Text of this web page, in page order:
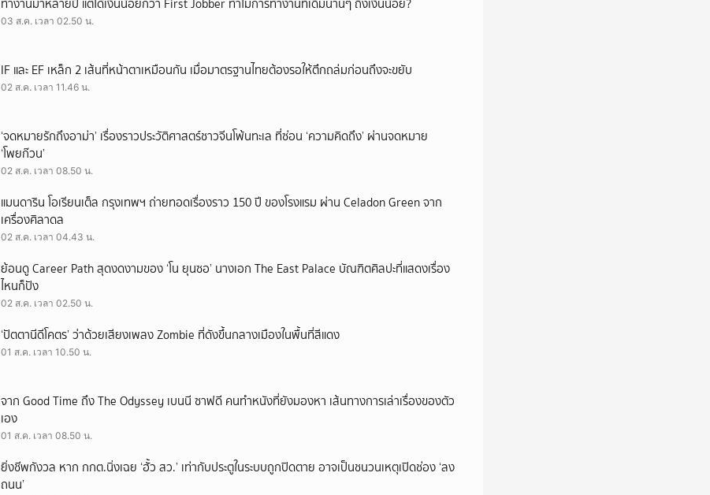
ทำงานมาหลายปี แต่ได้เงินน้อยกว่า First Jobber ทำไมการทำงานที่เดิมนานๆ ถึงเงินน้อย?
03 ส.ค. เวลา 02.50 น.
IF และ EF เหล็ก 2 เส้นที่หน้าตาเหมือนกัน เมื่อมาตรฐานไทยต้องรอให้ตึกถล่มก่อนถึงจะขยับ
02 ส.ค. เวลา 11.46 น.
‘จดหมายรักถึงอาม่า’ เรื่องราวประวัติศาสตร์ชาวจีนโพ้นทะเล ที่ซ่อน ‘ความคิดถึง’ ผ่านจดหมาย
‘โพยก๊วน’
02 ส.ค. เวลา 08.50 น.
แมนดาริน โอเรียนเต็ล กรุงเทพฯ ถ่ายทอดเรื่องราว 150 ปี ของโรงแรม ผ่าน Celadon Green จาก
เครื่องศิลาดล
02 ส.ค. เวลา 04.43 น.
ย้อนดู Career Path สุดงดงามของ ‘โน ยุนซอ’ นางเอก The East Palace บัณฑิตศิลปะที่แสดงเรื่อง
ไหนก็ปัง
02 ส.ค. เวลา 02.50 น.
‘ปัตตานีดีโคตร’ ว่าด้วยเสียงเพลง Zombie ที่ดังขึ้นกลางเมืองในพื้นที่สีแดง
01 ส.ค. เวลา 10.50 น.
จาก Good Time ถึง The Odyssey เบนนี ซาฟดี คนทำหนังที่ยังมองหา เส้นทางการเล่าเรื่องของตัว
เอง
01 ส.ค. เวลา 08.50 น.
ยิ่งชีพกังวล หาก กกต.นิ่งเฉย ‘ฮั้ว สว.’ เท่ากับประตูในระบบถูกปิดตาย อาจเป็นชนวนเหตุเปิดช่อง ‘ลง
ถนน’